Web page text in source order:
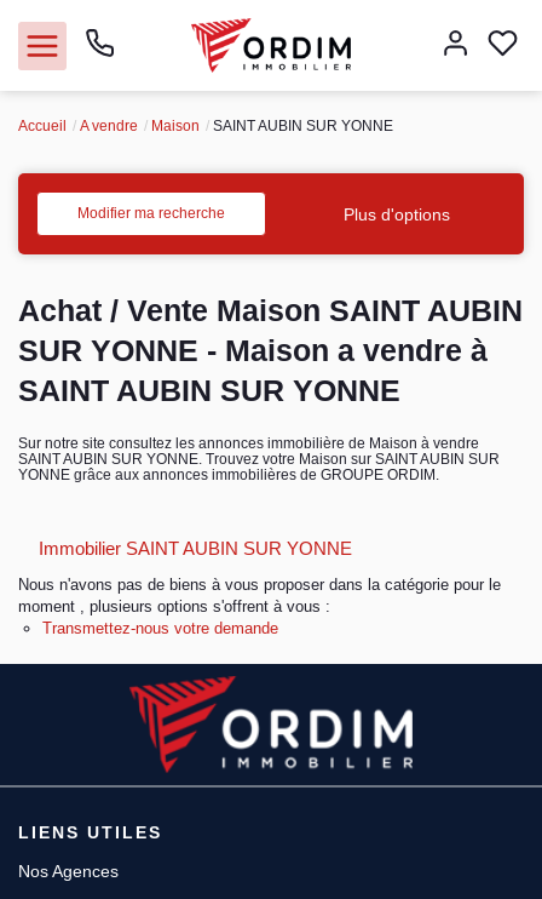
Acheter
Vendre
Immobilier pro
Faire gérer
Syndic
Espace client
Accueil A vendre Maison SAINT AUBIN SUR YONNE
Modifier ma recherche Plus d'options
Achat / Vente Maison SAINT AUBIN
SUR YONNE - Maison a vendre à
SAINT AUBIN SUR YONNE
Sur notre site consultez les annonces immobilière de Maison à vendre
SAINT AUBIN SUR YONNE. Trouvez votre Maison sur SAINT AUBIN SUR
YONNE grâce aux annonces immobilières de GROUPE ORDIM.
Immobilier SAINT AUBIN SUR YONNE
Nous n'avons pas de biens à vous proposer dans la catégorie pour le
moment , plusieurs options s'offrent à vous :
Transmettez-nous votre demande
LIENS UTILES
Nos Agences